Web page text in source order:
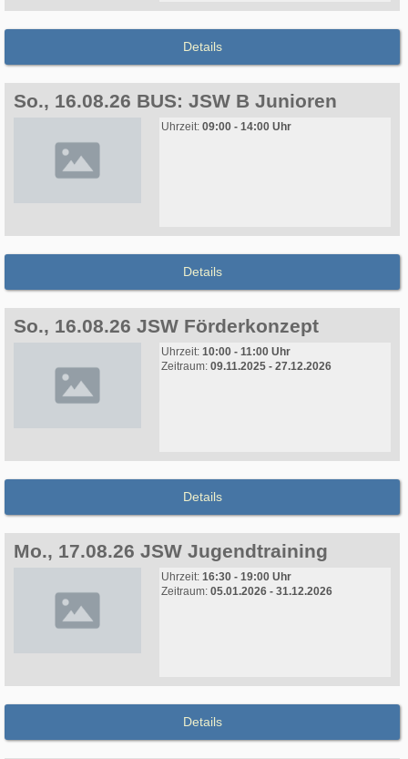
Details
So., 16.08.26 BUS: JSW B Junioren
Uhrzeit: 09:00 - 14:00 Uhr
Details
So., 16.08.26 JSW Förderkonzept
Uhrzeit: 10:00 - 11:00 Uhr
Zeitraum: 09.11.2025 - 27.12.2026
Details
Mo., 17.08.26 JSW Jugendtraining
Uhrzeit: 16:30 - 19:00 Uhr
Zeitraum: 05.01.2026 - 31.12.2026
Details